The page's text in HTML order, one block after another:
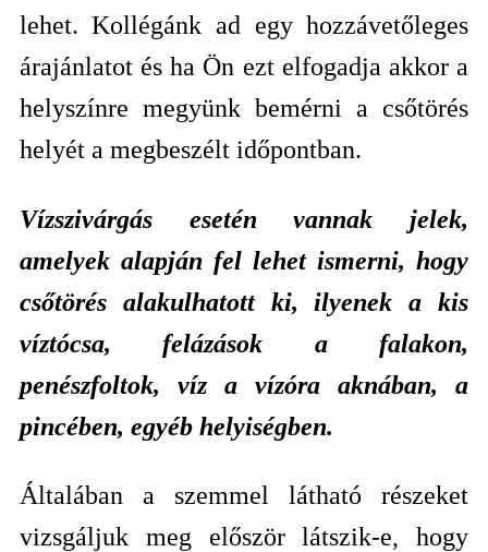
lehet. Kollégánk ad egy hozzávetőleges
árajánlatot és ha Ön ezt elfogadja akkor a
helyszínre megyünk bemérni a csőtörés
helyét a megbeszélt időpontban.
Vízszivárgás esetén vannak jelek,
amelyek alapján fel lehet ismerni, hogy
csőtörés alakulhatott ki, ilyenek a kis
víztócsa, felázások a falakon,
penészfoltok, víz a vízóra aknában, a
pincében, egyéb helyiségben.
Általában a szemmel látható részeket
vizsgáljuk meg először látszik-e, hogy